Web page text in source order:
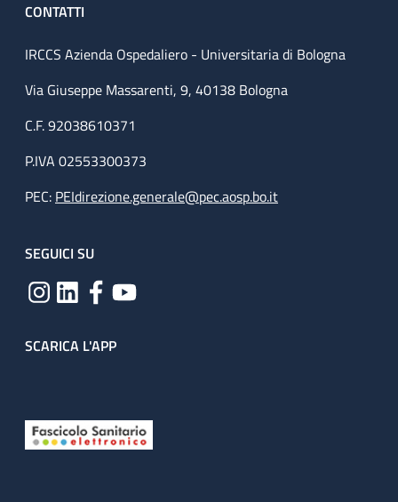
CONTATTI
IRCCS Azienda Ospedaliero - Universitaria di Bologna
Via Giuseppe Massarenti, 9, 40138 Bologna
C.F. 92038610371
P.IVA 02553300373
PEC: PEIdirezione.generale@pec.aosp.bo.it
SEGUICI SU
SCARICA L'APP